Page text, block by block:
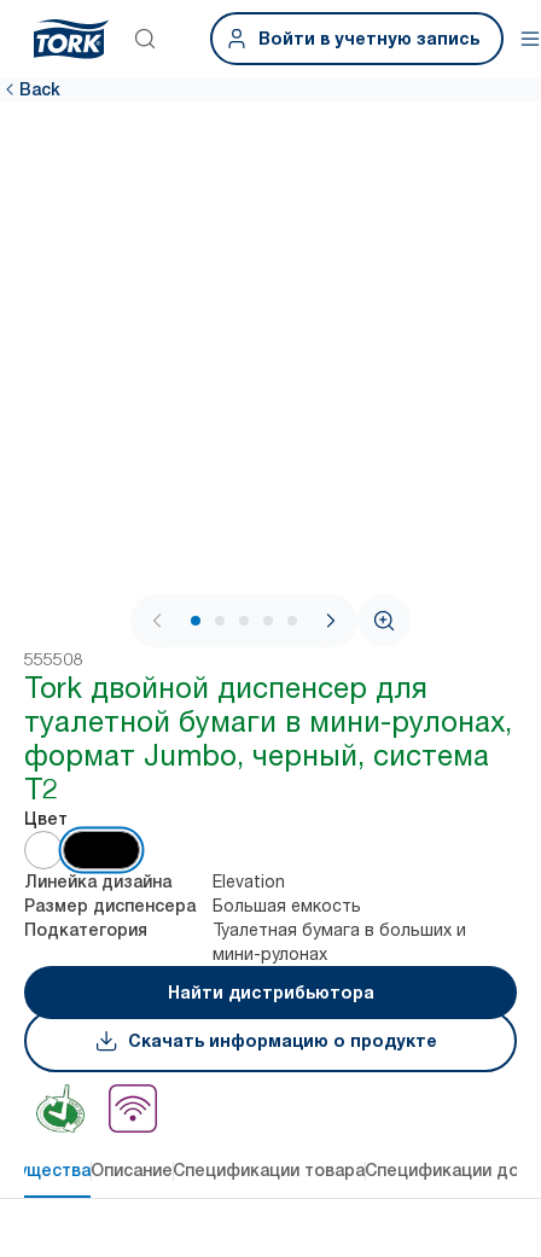
Войти в учетную запись
Back
1 / 8
555508
Tork двойной диспенсер для
туалетной бумаги в мини-рулонах,
формат Jumbo, черный, система
T2
Цвет
Линейка дизайна Elevation
Размер диспенсера Большая емкость
Подкатегория
Туалетная бумага в больших и
мини-рулонах
Найти дистрибьютора
Скачать информацию о продукте
ОписаниеСпецификации товараСпецификации